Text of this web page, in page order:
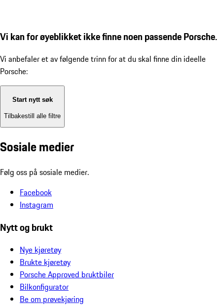
Vi kan for øyeblikket ikke finne noen passende Porsche.
Vi anbefaler et av følgende trinn for at du skal finne din ideelle
Porsche:
Start nytt søk
Tilbakestill alle filtre
Sosiale medier
Følg oss på sosiale medier.
Facebook
Instagram
Nytt og brukt
Nye kjøretøy
Brukte kjøretøy
Porsche Approved bruktbiler
Bilkonfigurator
Be om prøvekjøring